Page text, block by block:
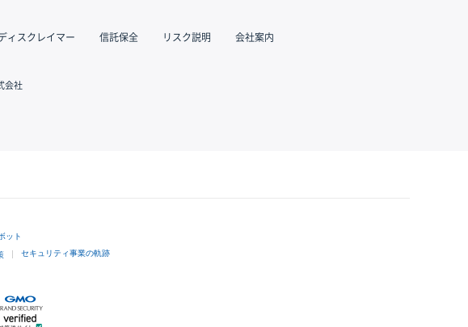
ィスクレイマー 信託保全 リスク説明 会社案内
会社
ット
セキュリティ事業の軌跡